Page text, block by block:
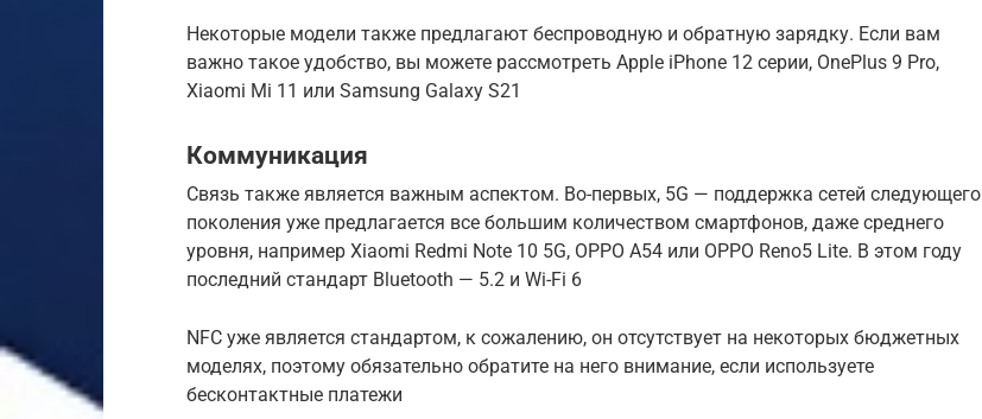
Некоторые модели также предлагают беспроводную и обратную зарядку. Если вам
важно такое удобство, вы можете рассмотреть Apple iPhone 12 серии, OnePlus 9 Pro,
Xiaomi Mi 11 или Samsung Galaxy S21
Коммуникация
Связь также является важным аспектом. Во-первых, 5G — поддержка сетей следующего
поколения уже предлагается все большим количеством смартфонов, даже среднего
уровня, например Xiaomi Redmi Note 10 5G, OPPO A54 или OPPO Reno5 Lite. В этом году
последний стандарт Bluetooth — 5.2 и Wi-Fi 6
NFC уже является стандартом, к сожалению, он отсутствует на некоторых бюджетных
моделях, поэтому обязательно обратите на него внимание, если используете
бесконтактные платежи